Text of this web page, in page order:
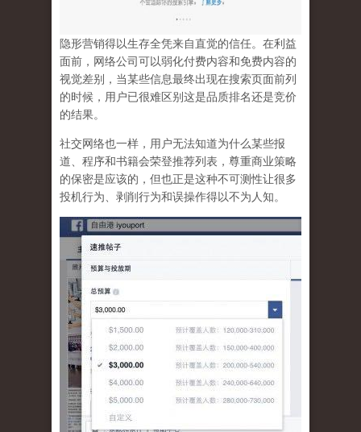
隐形营销得以生存全凭来自直觉的信任。在利益
面前，网络公司可以弱化付费内容和免费内容的
视觉差别，当某些信息最终出现在搜索页面前列
的时候，用户已很难区别这是品质排名还是竞价
的结果。
社交网络也一样， 用户无法知道为什么某些报
道、程序和书籍会荣登推荐列表，尊重商业策略
的保密是应该的，但也正是这种不可测性让很多
投机行为、剥削行为和误操作得以不为人知。